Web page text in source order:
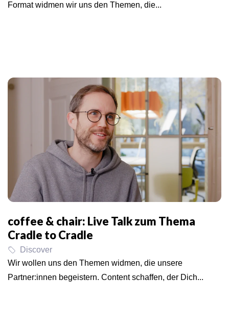
Format widmen wir uns den Themen, die...
coffee & chair: Live Talk zum Thema
Cradle to Cradle
Discover
Wir wollen uns den Themen widmen, die unsere
Partner:innen begeistern. Content schaffen, der Dich...